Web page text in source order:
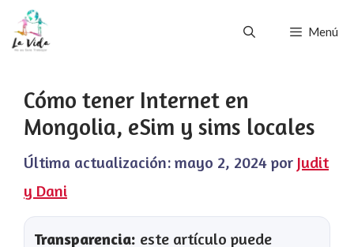
Saltar
Menú
Cómo tener Internet en
Mongolia, eSim y sims locales
Última actualización: mayo 2, 2024 por Judit
y Dani
Transparencia: este artículo puede